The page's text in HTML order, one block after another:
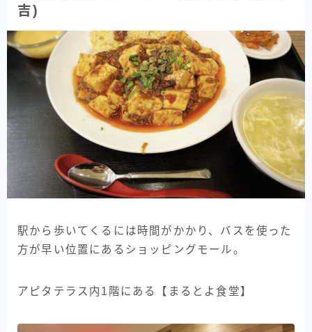
吉)
駅から歩いてくるには時間がかかり、バスを使った
方が早い位置にあるショッピングモール。
アピタテラス内1階にある【まるとよ食堂】